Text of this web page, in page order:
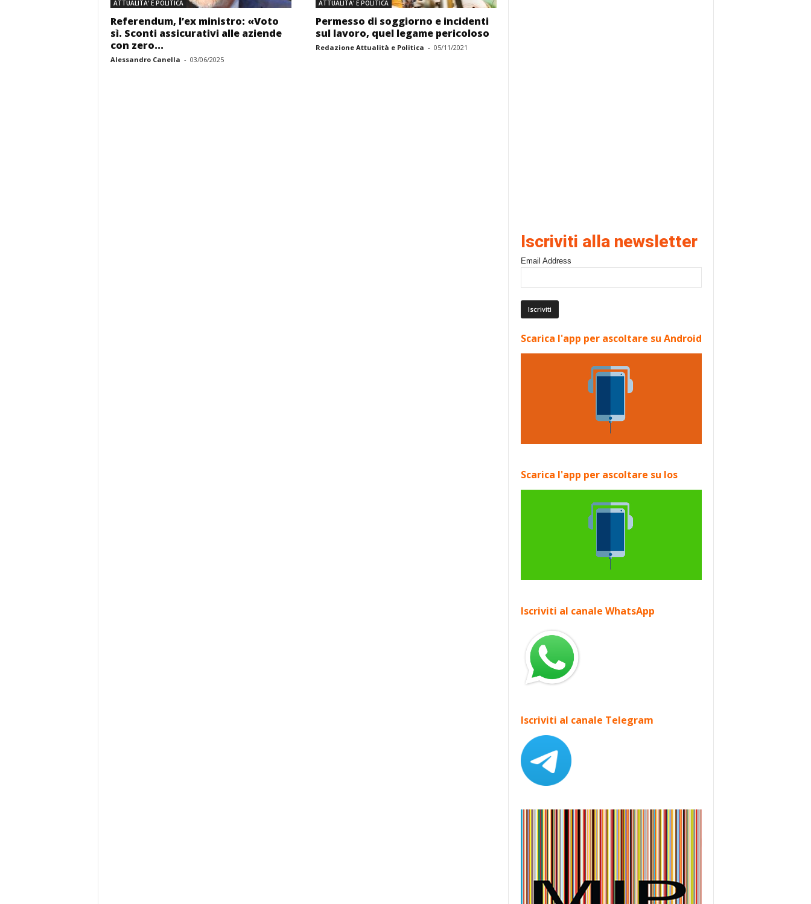
ATTUALITA' E POLITICA
Referendum, l’ex ministro: «Voto
sì. Sconti assicurativi alle aziende
con zero...
Alessandro Canella - 03/06/2025
ATTUALITA' E POLITICA
Permesso di soggiorno e incidenti
sul lavoro, quel legame pericoloso
Redazione Attualità e Politica - 05/11/2021
Iscriviti alla newsletter
Email Address
Scarica l'app per ascoltare su Android
Scarica l'app per ascoltare su Ios
Iscriviti al canale WhatsApp
Iscriviti al canale Telegram